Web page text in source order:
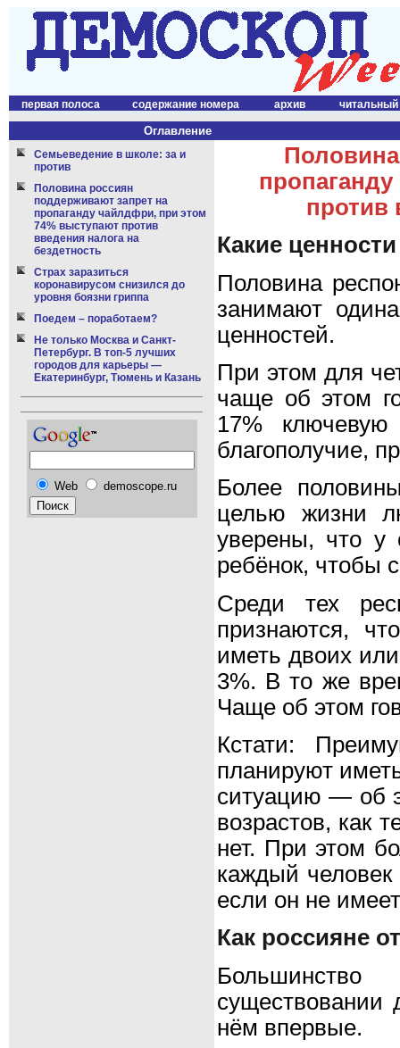
первая полоса содержание номера архив читальный
Оглавление
Семьеведение в школе: за и
против
Половина россиян
поддерживают запрет на
пропаганду чайлдфри, при этом
74% выступают против
введения налога на
бездетность
Страх заразиться
коронавирусом снизился до
уровня боязни гриппа
Поедем – поработаем?
Не только Москва и Санкт-
Петербург. В топ-5 лучших
городов для карьеры —
Екатеринбург, Тюмень и Казань
Web demoscope.ru
против
Какие
Половина
занимают
ценностей.
При этом для
чаще об этом
17%
благополучие,
Более
целью жизни
уверены, что у
ребёнок, чтобы
Среди тех
признаются,
иметь двоих
3%. В то же
Чаще об этом
Кстати:
планируют
ситуацию — об
возрастов, как
нет. При этом
каждый
если он не
Как россияне
нём впервые.